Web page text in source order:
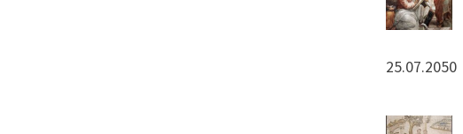
25.07.2050